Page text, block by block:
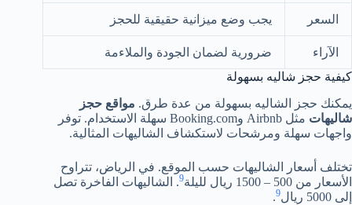
السعر يجب وضع ميزانية حقيقية للحجز
الآراء
ضرورية لضمان الجودة والملاءمة
كيفية حجز شاليه بسهولة
يمكنك حجز الشاليه بسهولة من عدة طرق. مواقع حجز
شاليهات
مثل Airbnb وBooking.com سهلة الاستخدام. توفر
واجهات سهلة ومرشحات لاستكشاف الشاليهات المثالية.
تختلف أسعار الشاليهات حسب الموقع. في الرياض، تتراوح
الأسعار من 500 – 1500 ريال لليلة
9. الشاليهات الفاخرة تصل
إلى 5000 ريال
9
.